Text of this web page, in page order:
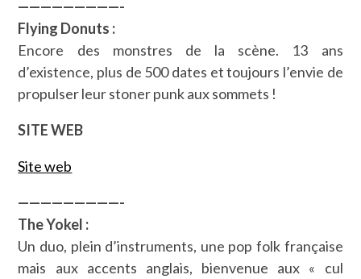
—————————-
Flying Donuts :
Encore des monstres de la scène. 13 ans
d’existence, plus de 500 dates et toujours l’envie de
propulser leur stoner punk aux sommets !
SITE WEB
Site web
—————————-
The Yokel :
Un duo, plein d’instruments, une pop folk française
mais aux accents anglais, bienvenue aux « cul